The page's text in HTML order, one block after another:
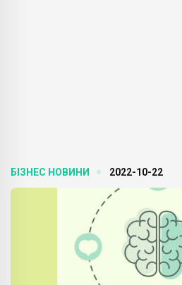
БІЗНЕС НОВИНИ 2022-10-22